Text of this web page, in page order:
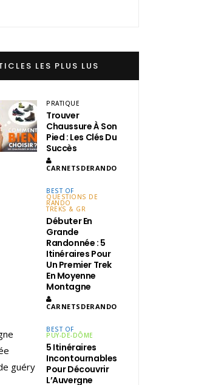
LES PLUS LUS
PRATIQUE
Trouver
Chaussure À Son
Pied : Les Clés Du
Succès
CARNETSDERANDO
BEST OF
QUESTIONS DE
RANDO
TREKS & GR
Débuter En
Grande
Randonnée : 5
Itinéraires Pour
Un Premier Trek
En Moyenne
Montagne
CARNETSDERANDO
BEST OF
PUY-DE-DÔME
5 Itinéraires
Incontournables
Pour Découvrir
L’Auvergne